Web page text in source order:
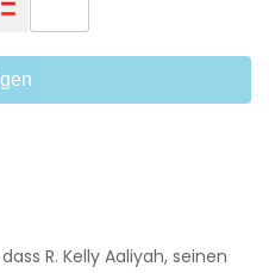
R. Kelly Aaliyah, seinen